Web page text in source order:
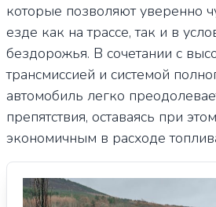
которые позволяют уверенно
езде как на трассе, так и в
бездорожья. В сочетании с
трансмиссией и системой
автомобиль легко
препятствия, оставаясь при
экономичным в расходе